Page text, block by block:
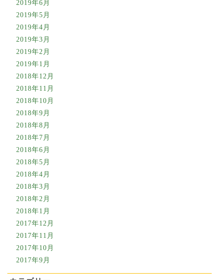
2019年6月
2019年5月
2019年4月
2019年3月
2019年2月
2019年1月
2018年12月
2018年11月
2018年10月
2018年9月
2018年8月
2018年7月
2018年6月
2018年5月
2018年4月
2018年3月
2018年2月
2018年1月
2017年12月
2017年11月
2017年10月
2017年9月